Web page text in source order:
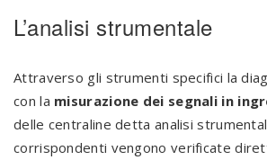
L’analisi strumentale
Attraverso gli strumenti specifici la
con la misurazione dei segnali in
delle centraline detta analisi
corrispondenti vengono verificate